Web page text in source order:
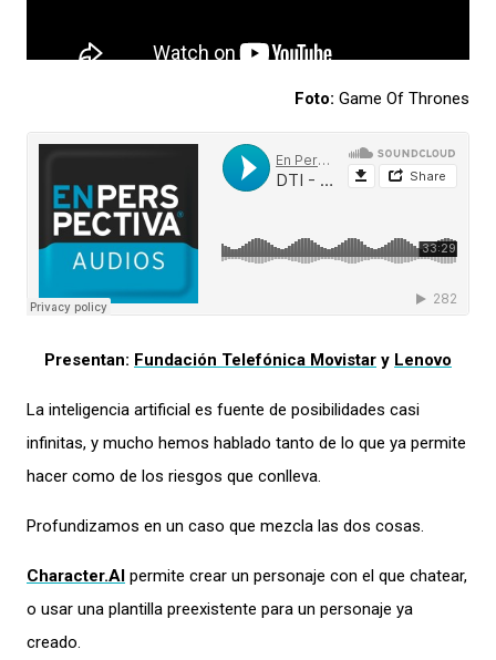
Foto: Game Of Thrones
Presentan: Fundación Telefónica Movistar y Lenovo
La inteligencia artificial es fuente de posibilidades casi
infinitas, y mucho hemos hablado tanto de lo que ya permite
hacer como de los riesgos que conlleva.
Profundizamos en un caso que mezcla las dos cosas.
Character.AI permite crear un personaje con el que chatear,
o usar una plantilla preexistente para un personaje ya
creado.